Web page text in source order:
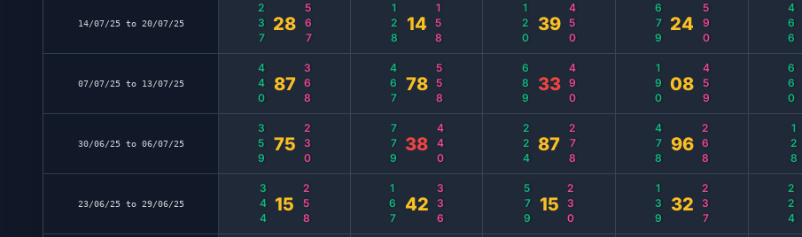
14/07/25 to 20/07/25 237 28 567 128 14 158 120 39 450 679 24 590 466
07/07/25 to 13/07/25 440 87 368 467 78 558 689 33 490 190 08 459 660
30/06/25 to 06/07/25 359 75 230 779 38 440 224 87 278 478 96 268 128
23/06/25 to 29/06/25 344 15 258 167 42 336 579 15 230 139 32 237 224